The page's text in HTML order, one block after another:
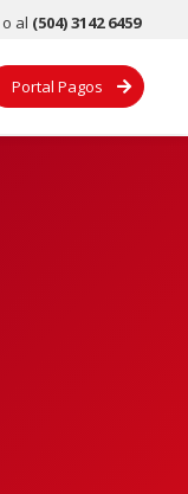
o al (504) 3142 6459
Portal Pagos 